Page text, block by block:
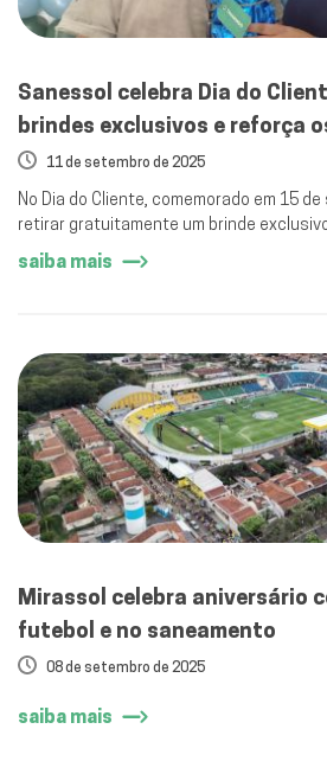
Sanessol celebra Dia do
brindes exclusivos e reforça
atendimento em Mirassol
11 de setembro de 2025
No Dia do Cliente, comemorado em 15
retirar gratuitamente um brinde
saiba mais
Mirassol celebra aniversário
futebol e no saneamento
08 de setembro de 2025
saiba mais